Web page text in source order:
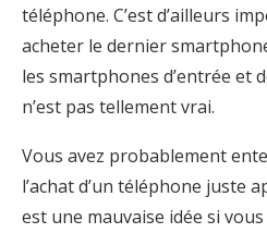
téléphone. C’est d’ailleurs
acheter le dernier
les smartphones d’entrée et
n’est pas tellement vrai.
Vous avez probablement
l’achat d’un téléphone juste
est une mauvaise idée si